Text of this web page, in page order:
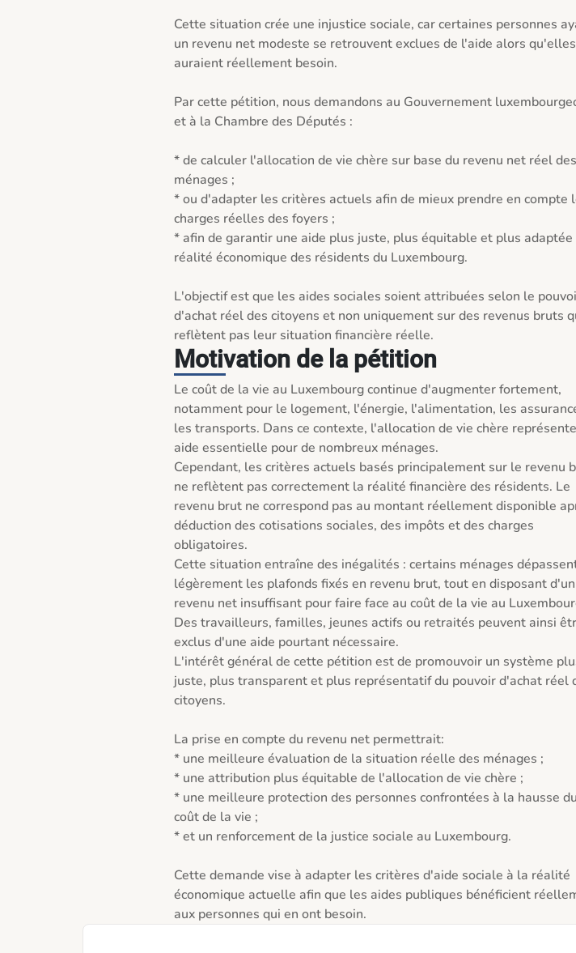
Cette situation crée une injustice sociale, car certaines personnes
un revenu net modeste se retrouvent exclues de l'aide alors
auraient réellement besoin.
Par cette pétition, nous demandons au Gouvernement
et à la Chambre des Députés :
* de calculer l'allocation de vie chère sur base du revenu net réel des
ménages ;
* ou d'adapter les critères actuels afin de mieux prendre en compte
charges réelles des foyers ;
* afin de garantir une aide plus juste, plus équitable et plus adaptée
réalité économique des résidents du Luxembourg.
L'objectif est que les aides sociales soient attribuées selon le
d'achat réel des citoyens et non uniquement sur des revenus bruts
reflètent pas leur situation financière réelle.
Motivation de la pétition
Le coût de la vie au Luxembourg continue d'augmenter fortement,
notamment pour le logement, l'énergie, l'alimentation, les
les transports. Dans ce contexte, l'allocation de vie chère
aide essentielle pour de nombreux ménages.
Cependant, les critères actuels basés principalement sur le revenu
ne reflètent pas correctement la réalité financière des résidents. Le
revenu brut ne correspond pas au montant réellement disponible
déduction des cotisations sociales, des impôts et des charges
obligatoires.
Cette situation entraîne des inégalités : certains ménages
légèrement les plafonds fixés en revenu brut, tout en disposant d'un
revenu net insuffisant pour faire face au coût de la vie au
Des travailleurs, familles, jeunes actifs ou retraités peuvent ainsi
exclus d'une aide pourtant nécessaire.
L'intérêt général de cette pétition est de promouvoir un système
juste, plus transparent et plus représentatif du pouvoir d'achat réel
citoyens.
La prise en compte du revenu net permettrait:
* une meilleure évaluation de la situation réelle des ménages ;
* une attribution plus équitable de l'allocation de vie chère ;
* une meilleure protection des personnes confrontées à la hausse du
coût de la vie ;
* et un renforcement de la justice sociale au Luxembourg.
Cette demande vise à adapter les critères d'aide sociale à la réalité
économique actuelle afin que les aides publiques bénéficient
aux personnes qui en ont besoin.